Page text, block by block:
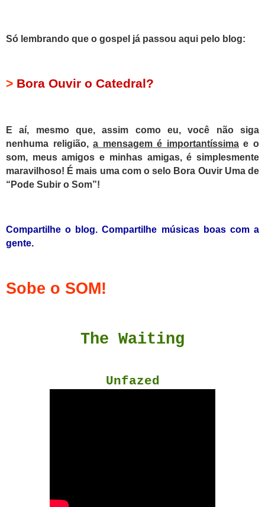
Só lembrando que o gospel já passou aqui pelo blog:
> Bora Ouvir o Catedral?
E aí, mesmo que, assim como eu, você não siga
nenhuma religião,a mensagem é importantíssimaeo
som, meus amigos e minhas amigas, é simplesmente
maravilhoso! É mais uma com o selo Bora Ouvir Uma de
“Pode Subir o Som”!
Compartilhe o blog. Compartilhe músicas boas com a
gente.
Sobe o SOM!
The Waiting
Unfazed